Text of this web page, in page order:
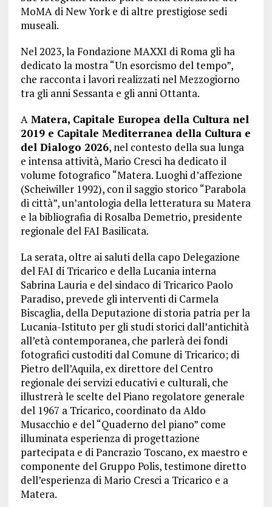
MoMA di New York e di altre prestigiose sedi
museali.
Nel 2023, la Fondazione MAXXI di Roma gli ha
dedicato la mostra “Un esorcismo del tempo”,
che racconta i lavori realizzati nel Mezzogiorno
tra gli anni Sessanta e gli anni Ottanta.
AMatera, Capitale Europea della Cultura nel
2019 e Capitale Mediterranea della Cultura e
del Dialogo 2026, nel contesto della sua lunga
e intensa attività, Mario Cresci ha dedicato il
volume fotografico “Matera. Luoghi d’affezione
(Scheiwiller 1992), con il saggio storico “Parabola
di città”, un’antologia della letteratura su Matera
e la bibliografia di Rosalba Demetrio, presidente
regionale del FAI Basilicata.
La serata, oltre ai saluti della capo Delegazione
del FAI di Tricarico e della Lucania interna
Sabrina Lauria e del sindaco di Tricarico Paolo
Paradiso, prevede gli interventi di Carmela
Biscaglia, della Deputazione di storia patria per la
Lucania-Istituto per gli studi storici dall’antichità
all’età contemporanea, che parlerà dei fondi
fotografici custoditi dal Comune di Tricarico; di
Pietro dell’Aquila, ex direttore del Centro
regionale dei servizi educativi e culturali, che
illustrerà le scelte del Piano regolatore generale
del 1967 a Tricarico, coordinato da Aldo
Musacchio e del “Quaderno del piano” come
illuminata esperienza di progettazione
partecipata e di Pancrazio Toscano, ex maestro e
componente del Gruppo Polis, testimone diretto
dell’esperienza di Mario Cresci a Tricarico e a
Matera.